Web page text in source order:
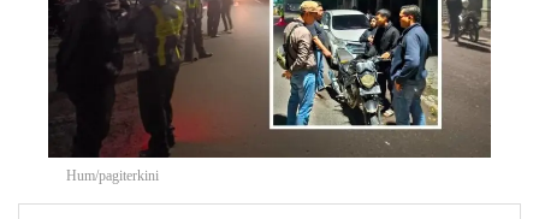
Hum/pagiterkini